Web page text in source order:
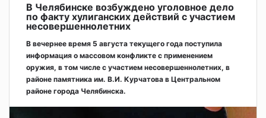
В Челябинске возбуждено уголовное дело
по факту хулиганских действий с участием
несовершеннолетних
В вечернее время 5 августа текущего года поступила
информация о массовом конфликте с применением
оружия, в том числе с участием несовершеннолетних, в
районе памятника им. В.И. Курчатова в Центральном
районе города Челябинска.